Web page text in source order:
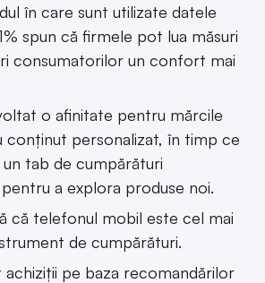
în care sunt utilizate datele
spun că firmele pot lua măsuri
consumatorilor un confort mai
o afinitate pentru mărcile
conținut personalizat, în timp ce
tab de cumpărături
a explora produse noi.
că telefonul mobil este cel mai
de cumpărături.
achiziții pe baza recomandărilor